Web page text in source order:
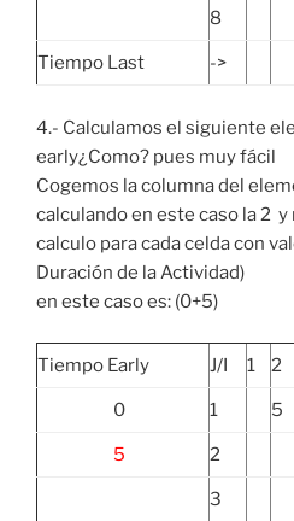
8
Tiempo Last ->
4.- Calculamos el siguiente
early¿Como? pues muy fácil
Cogemos la columna del
calculando en este caso la 2
calculo para cada celda con
Duración de la Actividad)
en este caso es: (0+5)
Tiempo Early J/I 1 2
0 1 5
5 2
3